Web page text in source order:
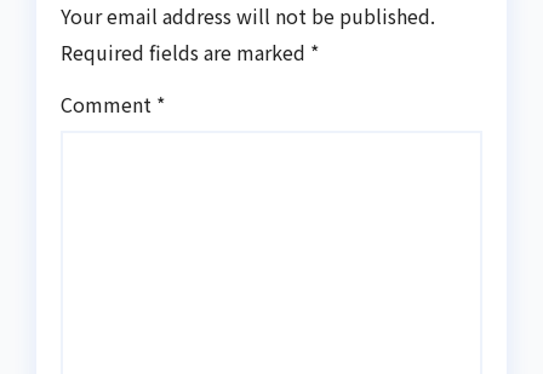
Your email address will not be published.
Required fields are marked *
Comment *